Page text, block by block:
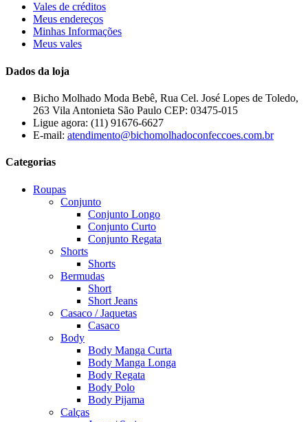
Vales de créditos
Meus endereços
Minhas Informações
Meus vales
Dados da loja
Bicho Molhado Moda Bebê, Rua Cel. José Lopes de Toledo,
263 Vila Antonieta São Paulo CEP: 03475-015
Ligue agora: (11) 91676-6627
E-mail: atendimento@bichomolhadoconfeccoes.com.br
Categorias
Roupas
Conjunto
Conjunto Longo
Conjunto Curto
Conjunto Regata
Shorts
Shorts
Bermudas
Short
Short Jeans
Casaco / Jaquetas
Casaco
Body
Body Manga Curta
Body Manga Longa
Body Regata
Body Polo
Body Pijama
Calças